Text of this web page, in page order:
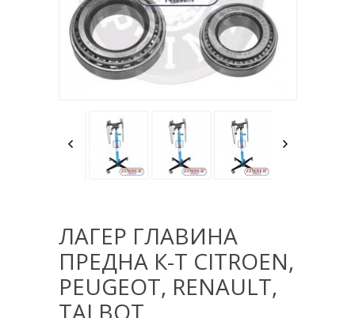
ЛАГЕР ГЛАВИНА
ПРЕДНА К-Т CITROEN,
PEUGEOT, RENAULT,
TALBOT